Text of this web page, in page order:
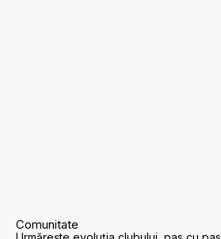
Comunitate